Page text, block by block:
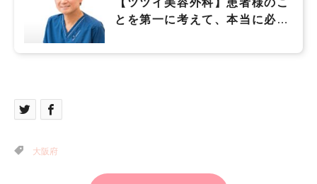
とを第一に考えて、本当に必要
大阪府